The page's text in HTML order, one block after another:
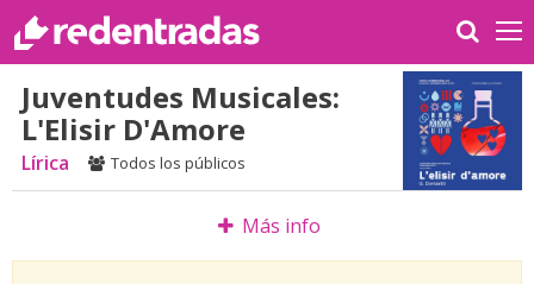
Juventudes Musicales:
L'Elisir D'Amore
Lírica Todos los públicos
Más info